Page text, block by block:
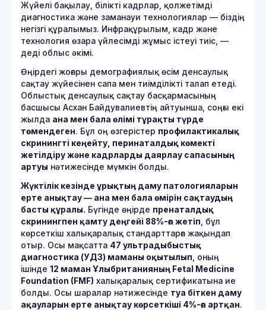
Жүйелі бақылау, білікті кадрлар, қолжетімді
диагностика және заманауи технологиялар — біздің
негізгі құралымыз. Инфрақұрылым, кадр және
технология өзара үйлесімді жұмыс істеуі тиіс, —
деді облыс әкімі.
Өңірдегі жоғары демографиялық өсім денсаулық
сақтау жүйесінен сапа мен тиімділікті талап етеді.
Облыстық денсаулық сақтау басқармасының
басшысы Асхан Байдувалиевтің айтуынша, соңғы екі
жылда ана мен бала өлімі тұрақты түрде
төмендеген. Бұл оң өзгерістер профилактикалық
скринингті кеңейту, перинаталдық көмекті
жетілдіру және кадрларды даярлау сапасының
артуы нәтижесінде мүмкін болды.
Жүктілік кезінде ұрықтың даму патологияларын
ерте анықтау — ана мен бала өмірін сақтаудың
басты құралы. Бүгінде өңірде пренаталдық
скринингпен қамту деңгейі 88%-ға жетіп , бұл
көрсеткіш халықаралық стандарттарға жақындап
отыр. Осы мақсатта 47 ультрадыбыстық
диагностика (УДЗ) маманы оқытылып , оның
ішінде 12 маман Ұлыбританияның Fetal Medicine
Foundation (FMF) халықаралық сертификатына ие
болды. Осы шаралар нәтижесінде туа біткен даму
ақауларын ерте анықтау көрсеткіші 4%-ға артқан.